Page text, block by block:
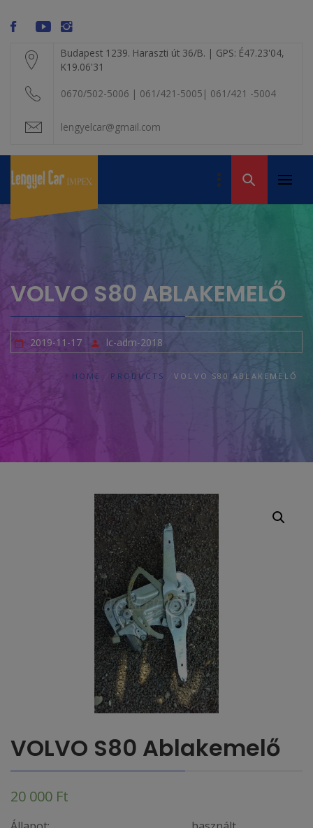
Budapest 1239. Haraszti út 36/B. | GPS: É47.23'04,
K19.06'31
0670/502-5006 | 061/421-5005| 061/421 -5004
lengyelcar@gmail.com
LENGYEL CAR
IMPEX KFT. – A
Menu
VOLVO S80 ABLAKEMELŐ
2019-11-17 lc-adm-2018
HOME PRODUCTS VOLVO S80 ABLAKEMELŐ
VOLVO S80 Ablakemelő
20 000 Ft